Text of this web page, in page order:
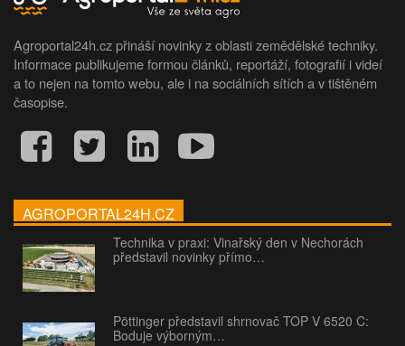
Agroportal24h.cz přináší novinky z oblasti zemědělské techniky.
Informace publikujeme formou článků, reportáží, fotografií i videí
a to nejen na tomto webu, ale i na sociálních sítích a v tištěném
časopise.
AGROPORTAL24H.CZ
Technika v praxi: Vinařský den v Nechorách
představil novinky přímo…
Pöttinger představil shrnovač TOP V 6520 C:
Boduje výborným…